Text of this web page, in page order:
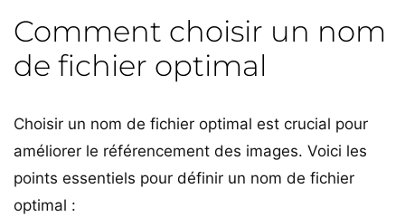
Comment choisir un nom
de fichier optimal
Choisir un nom de fichier optimal est crucial pour
améliorer le référencement des images. Voici les
points essentiels pour définir un nom de fichier
optimal :